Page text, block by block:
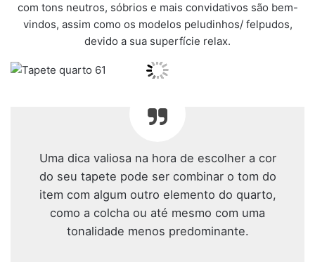
com tons neutros, sóbrios e mais convidativos são bem-
vindos, assim como os modelos peludinhos/ felpudos,
devido a sua superfície relax.
Uma dica valiosa na hora de escolher a cor
do seu tapete pode ser combinar o tom do
item com algum outro elemento do quarto,
como a colcha ou até mesmo com uma
tonalidade menos predominante.